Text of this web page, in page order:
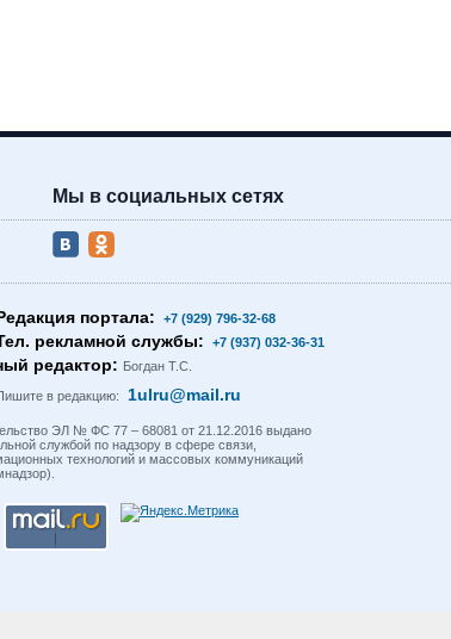
Мы в социальных сетях
портала: +7 (929) 796-32-68
рекламной службы: +7 (937) 032-36-31
редактор: Богдан Т.С.
в редакцию: 1ulru@mail.ru
ЭЛ № ФС 77 – 68081 от 21.12.2016 выдано
службой по надзору в сфере связи,
технологий и массовых коммуникаций